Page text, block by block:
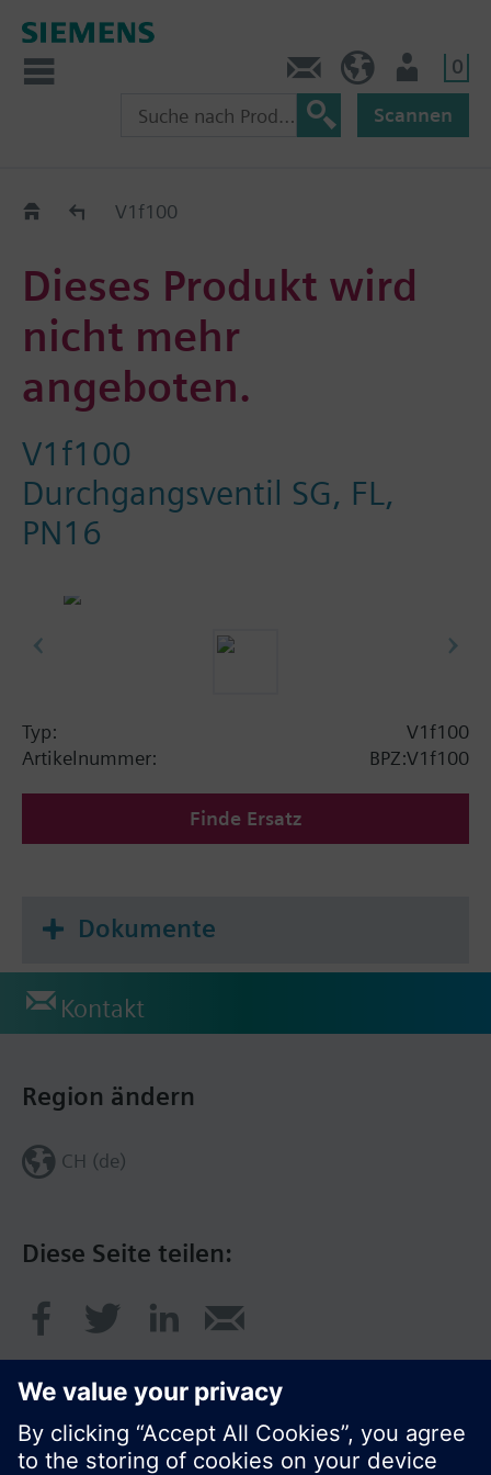
0
Scannen
Old2NewV1f100
Dieses Produkt wird
nicht mehr
angeboten.
V1f100
Durchgangsventil SG, FL,
PN16
Typ:
V1f100
Artikelnummer:
BPZ:V1f100
Finde Ersatz
Dokumente
Kontakt
Diese Seite teilen:
Region ändern
CH (de)